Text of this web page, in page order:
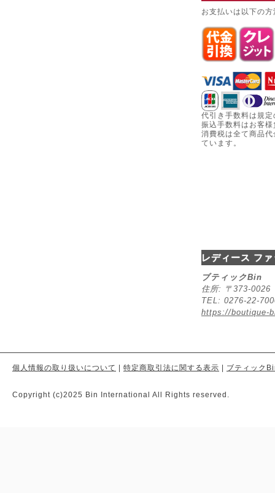
お支払いは以下の
代引き手数料は規
振込手数料はお客
消費税は全て商品
ています。
レディース フ
ブティックBin
住所: 〒373-
TEL: 0276-22-
https://boutique-
個人情報の取り扱いについて 特定商取引法に関する表示 ブティック
Copyright (c)2025 Bin International All Rights reserved.